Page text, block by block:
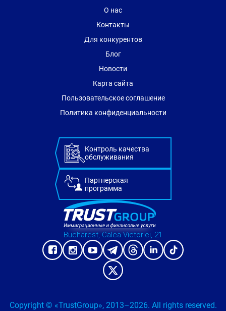
О нас
Контакты
Для конкурентов
Блог
Новости
Карта сайта
Пользовательское соглашение
Политика конфиденциальности
Bucharest, Calea Victoriei, 21
Контроль качества
обслуживания
Партнерская
программа
Copyright © «TrustGroup», 2013–2026. All rights reserved.